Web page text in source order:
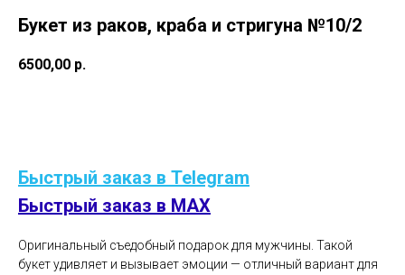
Букет из раков, краба и стригуна №10/2
6500,00 р.
Быстрый заказ в Telegram
Быстрый заказ в MAX
Оригинальный съедобный подарок для мужчины. Такой
букет удивляет и вызывает эмоции — отличный вариант для